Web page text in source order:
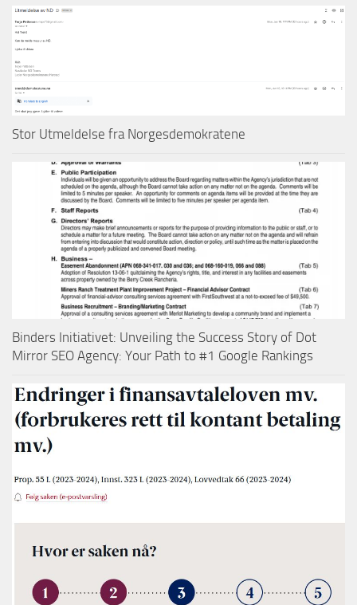
Stor Utmeldelse fra Norgesdemokratene
Binders Initiativet: Unveiling the Success Story of Dot
Mirror SEO Agency: Your Path to #1 Google Rankings